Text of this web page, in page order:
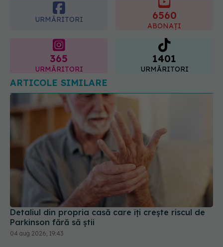
365
URMĂRITORI
1401
URMĂRITORI
ARTICOLE SIMILARE
Detaliul din propria casă care îți crește riscul de
Parkinson fără să știi
04 aug 2026, 19:43